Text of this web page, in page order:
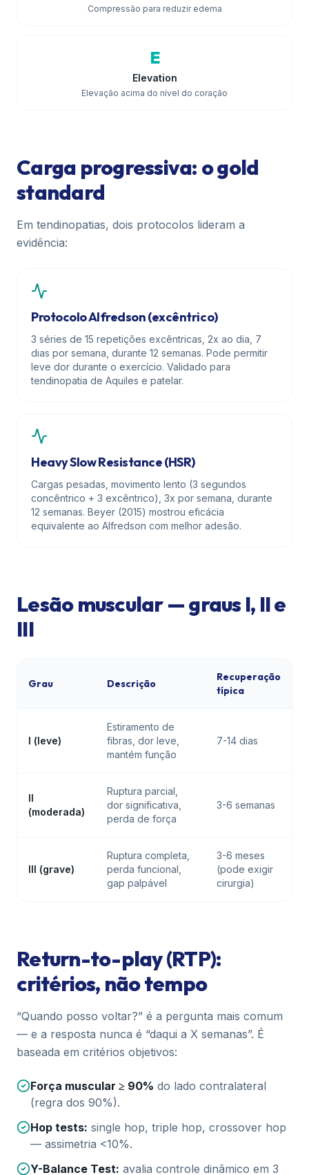
Compressão para reduzir edema
E
Elevation
Elevação acima do nível do coração
Carga progressiva: o gold
standard
Em tendinopatias, dois protocolos lideram a
evidência:
Protocolo Alfredson (excêntrico)
3 séries de 15 repetições excêntricas, 2x ao dia, 7
dias por semana, durante 12 semanas. Pode permitir
leve dor durante o exercício. Validado para
tendinopatia de Aquiles e patelar.
Heavy Slow Resistance (HSR)
Cargas pesadas, movimento lento (3 segundos
concêntrico + 3 excêntrico), 3x por semana, durante
12 semanas. Beyer (2015) mostrou eficácia
equivalente ao Alfredson com melhor adesão.
Lesão muscular — graus I, II e
III
Grau Descrição
Recuperação
típica
I (leve)
Estiramento de
fibras, dor leve,
mantém função
7-14 dias
II
(moderada)
Ruptura parcial,
dor significativa,
perda de força
3-6 semanas
III (grave)
Ruptura completa,
perda funcional,
gap palpável
3-6 meses
(pode exigir
cirurgia)
Return-to-play (RTP):
critérios, não tempo
“Quando posso voltar?” é a pergunta mais comum
— e a resposta nunca é “daqui a X semanas”. É
baseada em critérios objetivos:
Força muscular ≥ 90% do lado contralateral
(regra dos 90%).
Hop tests: single hop, triple hop, crossover hop
— assimetria <10%.
Y-Balance Test: avalia controle dinâmico em 3